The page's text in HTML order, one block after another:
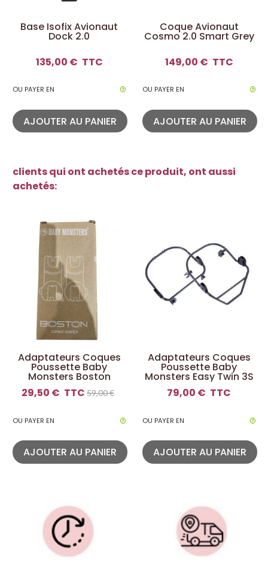
Base Isofix Avionaut
Dock 2.0
135,00 € TTC
OU PAYER EN
AJOUTER AU PANIER
Coque Avionaut
Cosmo 2.0 Smart Grey
149,00 € TTC
OU PAYER EN
AJOUTER AU PANIER
clients qui ont achetés ce produit, ont aussi
achetés:
Adaptateurs Coques
Poussette Baby
Monsters Boston
29,50 € TTC 59,00 €
OU PAYER EN
AJOUTER AU PANIER
Adaptateurs Coques
Poussette Baby
Monsters Easy Twin 3S
79,00 € TTC
OU PAYER EN
AJOUTER AU PANIER